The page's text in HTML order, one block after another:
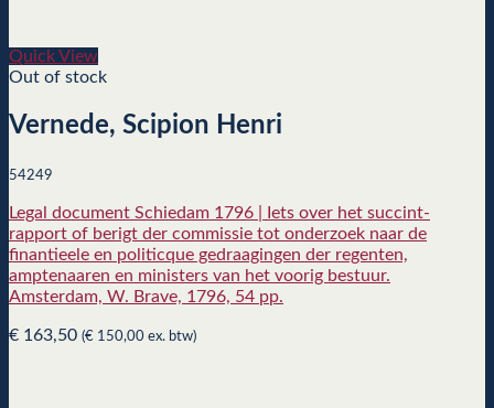
Quick View
Out of stock
Vernede, Scipion Henri
54249
Legal document Schiedam 1796 | Iets over het succint-
rapport of berigt der commissie tot onderzoek naar de
finantieele en politicque gedraagingen der regenten,
amptenaaren en ministers van het voorig bestuur.
Amsterdam, W. Brave, 1796, 54 pp.
€ 163,50 (€ 150,00 ex. btw)